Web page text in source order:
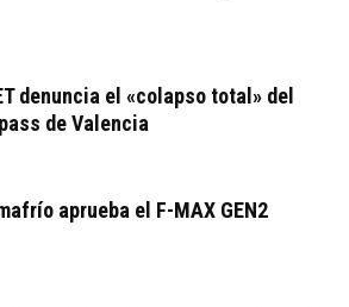
denuncia el «colapso total» del
de Valencia
aprueba el F-MAX GEN2